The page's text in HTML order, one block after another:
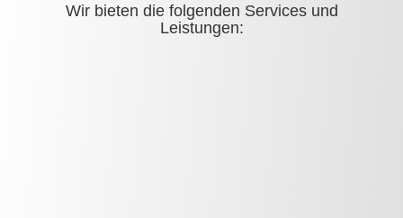
Wir bieten die folgenden Services und
Leistungen: